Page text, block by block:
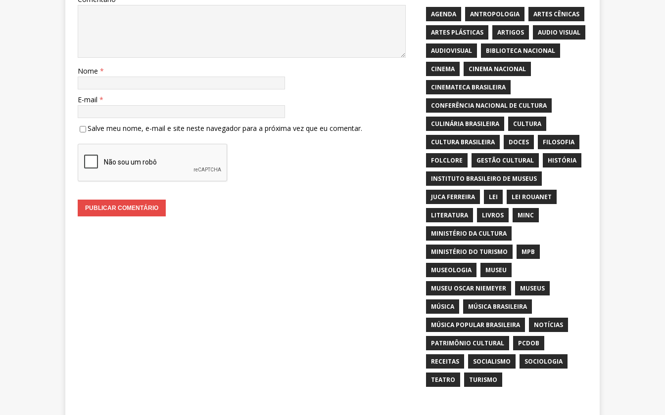
Nome *
E-mail *
Salve meu nome, e-mail e site neste navegador para a próxima vez que eu comentar.
AGENDA ANTROPOLOGIA ARTES CÊNICAS
ARTES PLÁSTICAS ARTIGOS AUDIO VISUAL
AUDIOVISUAL BIBLIOTECA NACIONAL
CINEMA CINEMA NACIONAL
CINEMATECA BRASILEIRA
CONFERÊNCIA NACIONAL DE CULTURA
CULINÁRIA BRASILEIRA CULTURA
CULTURA BRASILEIRA DOCES FILOSOFIA
FOLCLORE GESTÃO CULTURAL HISTÓRIA
INSTITUTO BRASILEIRO DE MUSEUS
JUCA FERREIRA LEI LEI ROUANET
LITERATURA LIVROS MINC
MINISTÉRIO DA CULTURA
MINISTÉRIO DO TURISMO MPB
MUSEOLOGIA MUSEU
MUSEU OSCAR NIEMEYER MUSEUS
MÚSICA MÚSICA BRASILEIRA
MÚSICA POPULAR BRASILEIRA NOTÍCIAS
PATRIMÔNIO CULTURAL PCDOB
RECEITAS SOCIALISMO SOCIOLOGIA
TEATRO TURISMO